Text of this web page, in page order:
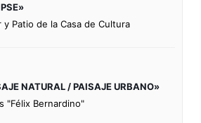
y Patio de la Casa de Cultura
NATURAL / PAISAJE URBANO»
"Félix Bernardino"